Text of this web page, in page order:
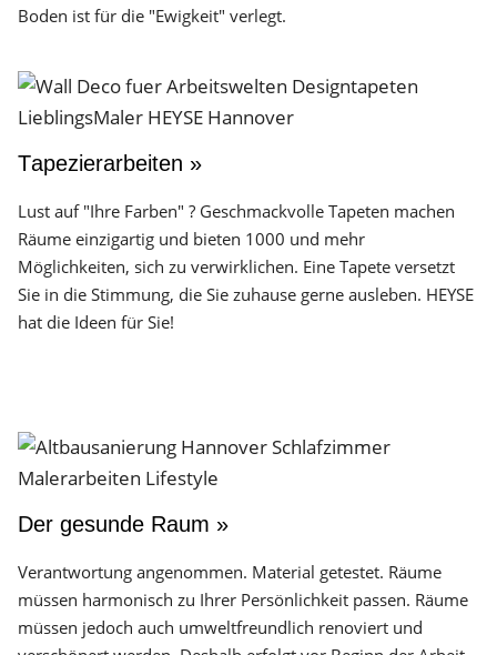
Boden ist für die "Ewigkeit" verlegt.
Tapezierarbeiten »
Lust auf "Ihre Farben" ? Geschmackvolle Tapeten machen
Räume einzigartig und bieten 1000 und mehr
Möglichkeiten, sich zu verwirklichen. Eine Tapete versetzt
Sie in die Stimmung, die Sie zuhause gerne ausleben. HEYSE
hat die Ideen für Sie!
Der gesunde Raum »
Verantwortung angenommen. Material getestet. Räume
müssen harmonisch zu Ihrer Persönlichkeit passen. Räume
müssen jedoch auch umweltfreundlich renoviert und